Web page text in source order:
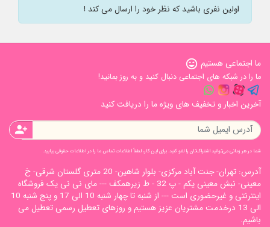
اولین نفری باشید که نظر خود را ارسال می کند !
ما اجتماعی هستیم sentiment_very_satisfied
ما را در شبکه های اجتماعی دنبال کنید و به روز بمانید!
آخرین اخبار و تخفیف های ویژه ما را دریافت کنید
person_add
شما در هر زمانی می‌توانید اشتراک‌تان را لغو کنید. برای این کار، لطفاً اطلاعات تماس ما را در اطلاعات حقوقی بیابید.
آدرس: تهران- جنت آباد مرکزی- بلوار شاهین- 20 متری گلستان شرقی- خ
معینی- نبش معینی یکم - پ 32 - ط زیرهمکف --- مای نی نی یک فروشگاه
اینترنتی و غیرحضوری است --- از شنبه تا چهار شنبه 10 الی 17 و پنج شنبه 10
الی 13 درخدمت مشتریان عزیز هستیم و روزهای تعطیل رسمی تعطیل می
باشیم.